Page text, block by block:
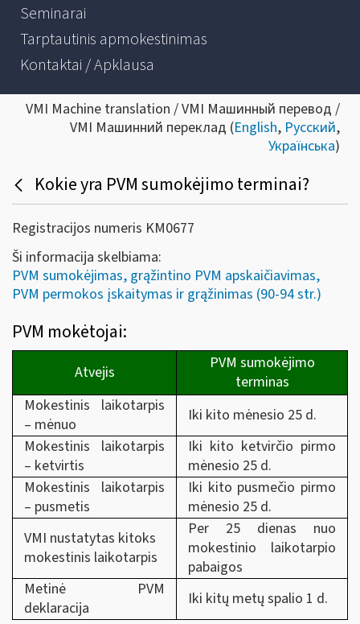
Seminarai
Tarptautinis apmokestinimas
Kontaktai / Apklausa
VMI Machine translation / VMI Машинный перевод /
VMI Машинний переклад (English, Русский,
Українська)
Kokie yra PVM sumokėjimo terminai?
Registracijos numeris KM0677
Ši informacija skelbiama:
PVM sumokėjimas, grąžintino PVM apskaičiavimas,
PVM permokos įskaitymas ir grąžinimas (90-94 str.)
PVM mokėtojai:
Atvejis
PVM sumokėjimo
terminas
Mokestinis laikotarpis
– mėnuo
Iki kito mėnesio 25 d.
Mokestinis laikotarpis
– ketvirtis
Iki kito ketvirčio pirmo
mėnesio 25 d.
Mokestinis laikotarpis
– pusmetis
Iki kito pusmečio pirmo
mėnesio 25 d.
VMI nustatytas kitoks
mokestinis laikotarpis
Per 25 dienas nuo
mokestinio laikotarpio
pabaigos
Metinė PVM
deklaracija
Iki kitų metų spalio 1 d.